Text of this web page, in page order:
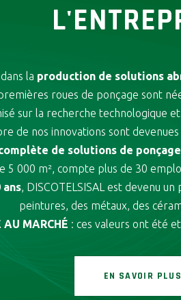
la production de solutions
roues de ponçage sont
sur la recherche
de nos innovations sont
de solutions de ponçage
5 000 m², compte plus de 30
, DISCOTELSISAL est devenu
peintures, des métaux, des
MARCHÉ : ces valeurs ont été
EN SAVOIR PLUS